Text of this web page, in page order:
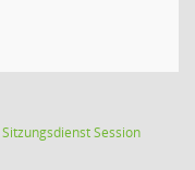
SitzungsdienstSession(Wird in